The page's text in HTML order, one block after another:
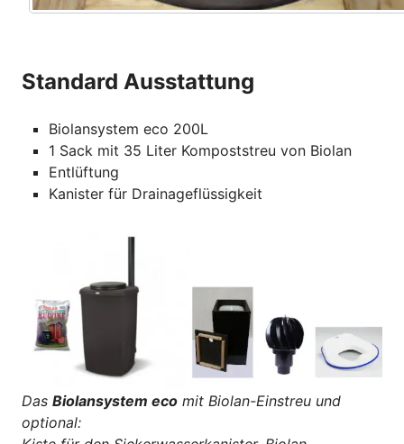
Standard Ausstattung
Biolansystem eco 200L
1 Sack mit 35 Liter Kompoststreu von Biolan
Entlüftung
Kanister für Drainageflüssigkeit
Das Biolansystem eco mit Biolan-Einstreu und
optional: